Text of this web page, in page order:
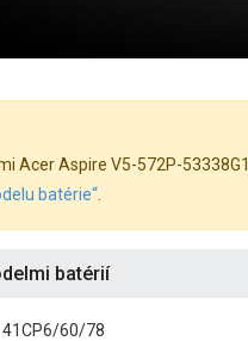
Acer Aspire V5-572P-
batérie“
batérií
41CP6/60/78